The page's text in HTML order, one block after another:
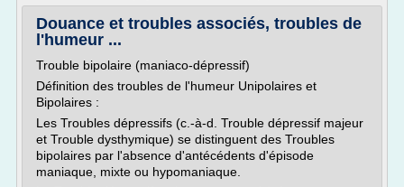
Douance et troubles associés, troubles de
l'humeur ...
Trouble bipolaire (maniaco-dépressif)
Définition des troubles de l'humeur Unipolaires et
Bipolaires :
Les Troubles dépressifs (c.-à-d. Trouble dépressif majeur
et Trouble dysthymique) se distinguent des Troubles
bipolaires par l'absence d'antécédents d'épisode
maniaque, mixte ou hypomaniaque.